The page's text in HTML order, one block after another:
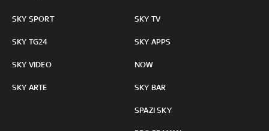
SKY SPORT
SKY TG24
SKY VIDEO
SKY ARTE
SKY TV
SKY APPS
NOW
SKY BAR
SPAZI SKY